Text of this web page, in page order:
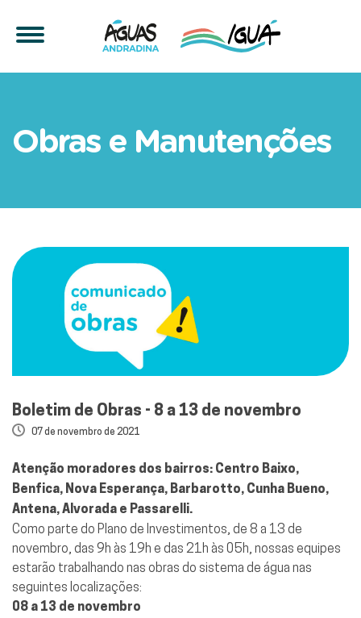
Obras e Manutenções
Boletim de Obras - 8 a 13 de novembro
07 de novembro de 2021
Atenção moradores dos bairros: Centro Baixo,
Benfica, Nova Esperança, Barbarotto, Cunha Bueno,
Antena, Alvorada e Passarelli.
Como parte do Plano de Investimentos, de 8 a 13 de
novembro, das 9h às 19h e das 21h às 05h, nossas equipes
estarão trabalhando nas obras do sistema de água nas
seguintes localizações:
08 a 13 de novembro